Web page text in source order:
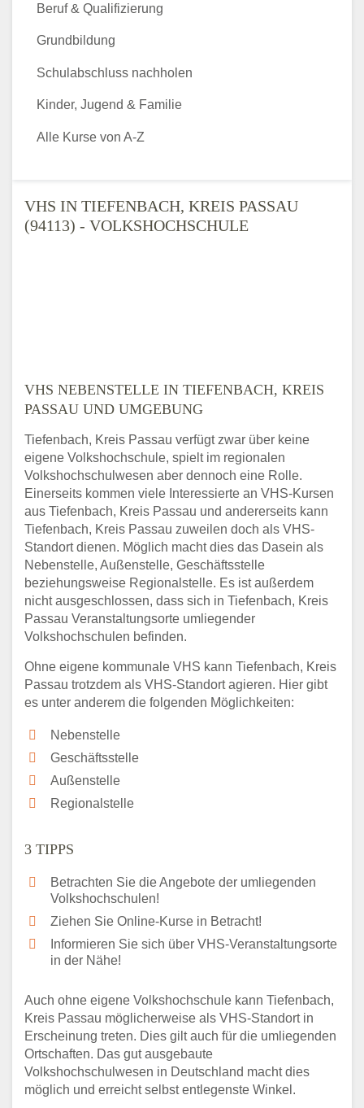
VHS IN TIEFENBACH, KREIS PASSAU
(94113) - VOLKSHOCHSCHULE
VHS NEBENSTELLE IN TIEFENBACH, KREIS
PASSAU UND UMGEBUNG
Tiefenbach, Kreis Passau verfügt zwar über keine
eigene Volkshochschule, spielt im regionalen
Volkshochschulwesen aber dennoch eine Rolle.
Einerseits kommen viele Interessierte an VHS-Kursen
aus Tiefenbach, Kreis Passau und andererseits kann
Tiefenbach, Kreis Passau zuweilen doch als VHS-
Standort dienen. Möglich macht dies das Dasein als
Nebenstelle, Außenstelle, Geschäftsstelle
beziehungsweise Regionalstelle. Es ist außerdem
nicht ausgeschlossen, dass sich in Tiefenbach, Kreis
Passau Veranstaltungsorte umliegender
Volkshochschulen befinden.
Ohne eigene kommunale VHS kann Tiefenbach, Kreis
Passau trotzdem als VHS-Standort agieren. Hier gibt
es unter anderem die folgenden Möglichkeiten:
Nebenstelle
Geschäftsstelle
Außenstelle
Regionalstelle
3 TIPPS
Betrachten Sie die Angebote der umliegenden
Volkshochschulen!
Ziehen Sie Online-Kurse in Betracht!
Informieren Sie sich über VHS-Veranstaltungsorte
in der Nähe!
Auch ohne eigene Volkshochschule kann Tiefenbach,
Kreis Passau möglicherweise als VHS-Standort in
Erscheinung treten. Dies gilt auch für die umliegenden
Ortschaften. Das gut ausgebaute
Volkshochschulwesen in Deutschland macht dies
möglich und erreicht selbst entlegenste Winkel.
Beruf & Qualifizierung
Grundbildung
Schulabschluss nachholen
Kinder, Jugend & Familie
Alle Kurse von A-Z